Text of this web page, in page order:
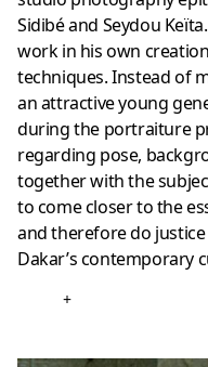
Sidibé and Seydou
work in his own
techniques. Instead of
an attractive young
during the portraiture
regarding pose,
together with the
to come closer to the
and therefore do
Dakar’s contemporary
+